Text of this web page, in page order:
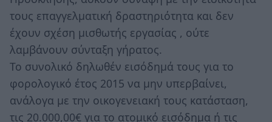
τους επαγγελματική δραστηριότητα και δεν
έχουν σχέση μισθωτής εργασίας , ούτε
λαμβάνουν σύνταξη γήρατος.
Το συνολικό δηλωθέν εισόδημά τους για το
φορολογικό έτος 2015 να μην υπερβαίνει,
ανάλογα με την οικογενειακή τους κατάσταση,
τις 20.000,00€ για το ατομικό εισόδημα ή τις